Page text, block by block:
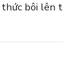
thức bôi lên